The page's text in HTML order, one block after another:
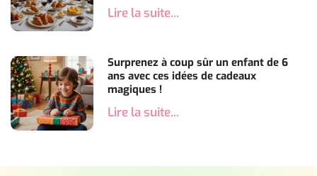
Lire la suite...
Surprenez à coup sûr un enfant de 6
ans avec ces idées de cadeaux
magiques !
Lire la suite...